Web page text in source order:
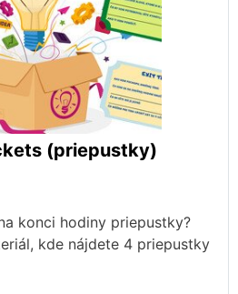
(priepustky)
konci hodiny priepustky?
kde nájdete 4 priepustky